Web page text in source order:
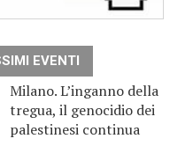
EVENTI
Milano. L’inganno della
tregua, il genocidio dei
palestinesi continua